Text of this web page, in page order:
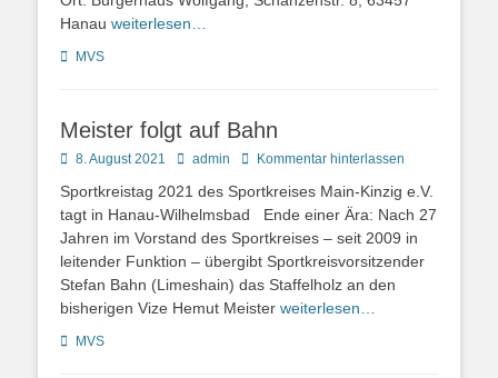
Hanau weiterlesen…
Kategorien
MVS
Meister folgt auf Bahn
Posted
8. August 2021 Autoradmin Kommentar hinterlassen
Sportkreistag 2021 des Sportkreises Main-Kinzig e.V.
tagt in Hanau-Wilhelmsbad Ende einer Ära: Nach 27
Jahren im Vorstand des Sportkreises – seit 2009 in
leitender Funktion – übergibt Sportkreisvorsitzender
Stefan Bahn (Limeshain) das Staffelholz an den
bisherigen Vize Hemut Meister weiterlesen…
Kategorien
MVS